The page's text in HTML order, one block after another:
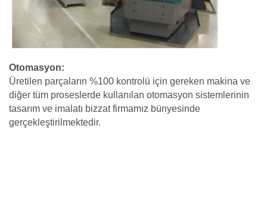
Otomasyon:
Üretilen parçaların %100 kontrolü için gereken makina ve
diğer tüm proseslerde kullanılan otomasyon sistemlerinin
tasarım ve imalatı bizzat firmamız bünyesinde
gerçekleştirilmektedir.